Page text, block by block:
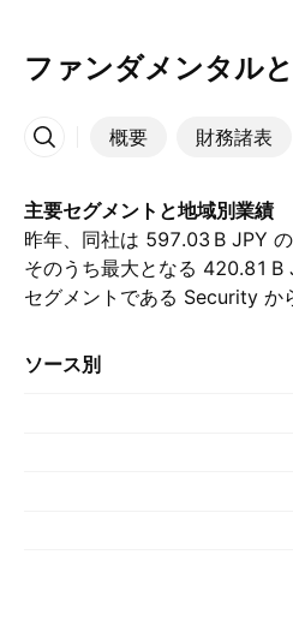
ファンダメンタル
概要 財務諸表
その他
主要セグメントと地域別業績
昨年、同社は ‪597.03 B‬ JPY の
そのうち最大となる ‪420.81 B‬
セグメントである Security か
本 によるもので、昨年は
ソース別